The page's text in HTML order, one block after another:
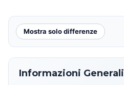
Mostra solo differenze
Informazioni Generali